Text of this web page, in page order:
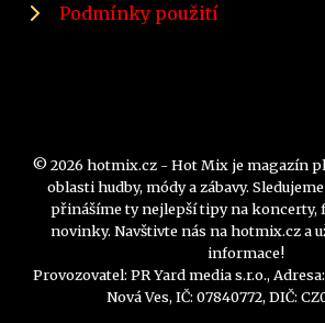
Podmínky použití
© 2026 hotmix.cz - Hot Mix je magazín
oblasti hudby, módy a zábavy.
přinášíme ty nejlepší tipy na koncerty,
novinky. Navštivte nás na hotmix.cz a
informace!
Provozovatel: PR Yard media s.r.o., Adresa:
Nová Ves, IČ: 07840772, DIČ: